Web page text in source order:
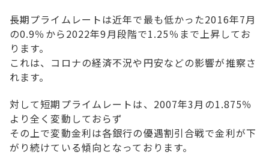
長期プライムレートは近年で最も低かった2016年7月
の0.9％から2022年9月段階で1.25％まで上昇してお
ります。
これは、コロナの経済不況や円安などの影響が推察さ
れます。
対して短期プライムレートは、2007年3月の1.875％
より全く変動しておらず
その上で変動金利は各銀行の優遇割引合戦で金利が下
がり続けている傾向となっております。